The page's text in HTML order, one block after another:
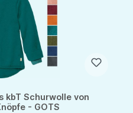
kbT Schurwolle von
- GOTS